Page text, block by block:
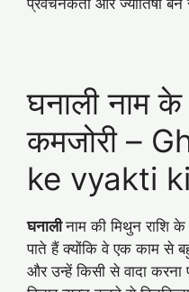
घनाली नाम के
कमजोरी –
ke vyakti
घनालीनाम की मिथुन राशि
पाते हैं क्योंकि वे एक काम से
और उन्हें किसी से वादा